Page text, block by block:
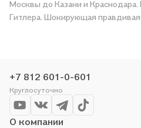
Москвы до Казани и
Гитлера. Шокирующая правдивая
чтобы не упустить выгоду!
+7 812 601-0-601
Круглосуточно
О компании